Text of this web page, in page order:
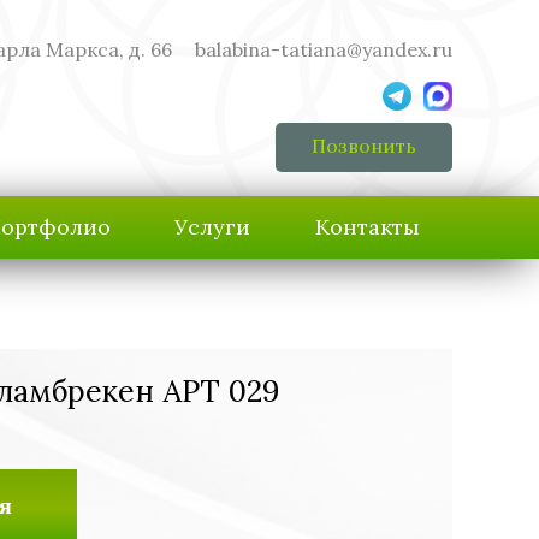
Маркса, д. 66 balabina-tatiana@yandex.ru
Позвонить
Услуги Контакты
АРТ 029